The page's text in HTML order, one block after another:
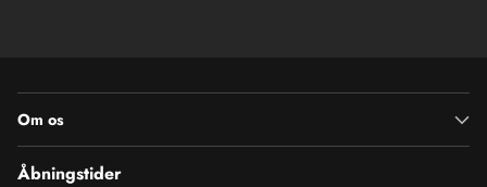
Om os
Åbningstider